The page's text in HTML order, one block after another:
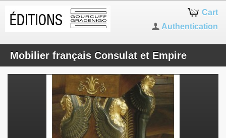
Cart
Authentication
Mobilier français Consulat et Empire